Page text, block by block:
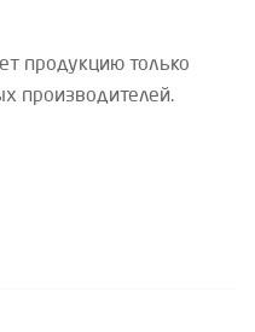
продукцию только
производителей.